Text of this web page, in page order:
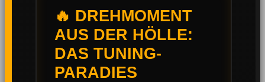
🔥 DREHMOMENT
AUS DER HÖLLE:
DAS TUNING-
PARADIES